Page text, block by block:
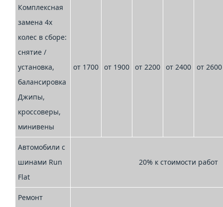
Комплексная
замена 4х
колес в сборе:
снятие /
установка,
балансировка
Джипы,
кроссоверы,
минивены
от 1700 от 1900 от 2200 от 2400 от 2600
Автомобили с
шинами Run
Flat
20% к стоимости работ
Ремонт